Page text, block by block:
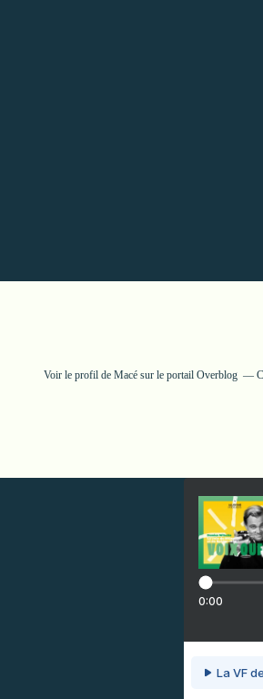
Voir le profil de Macésur le portail Overblog
0:00
La VF